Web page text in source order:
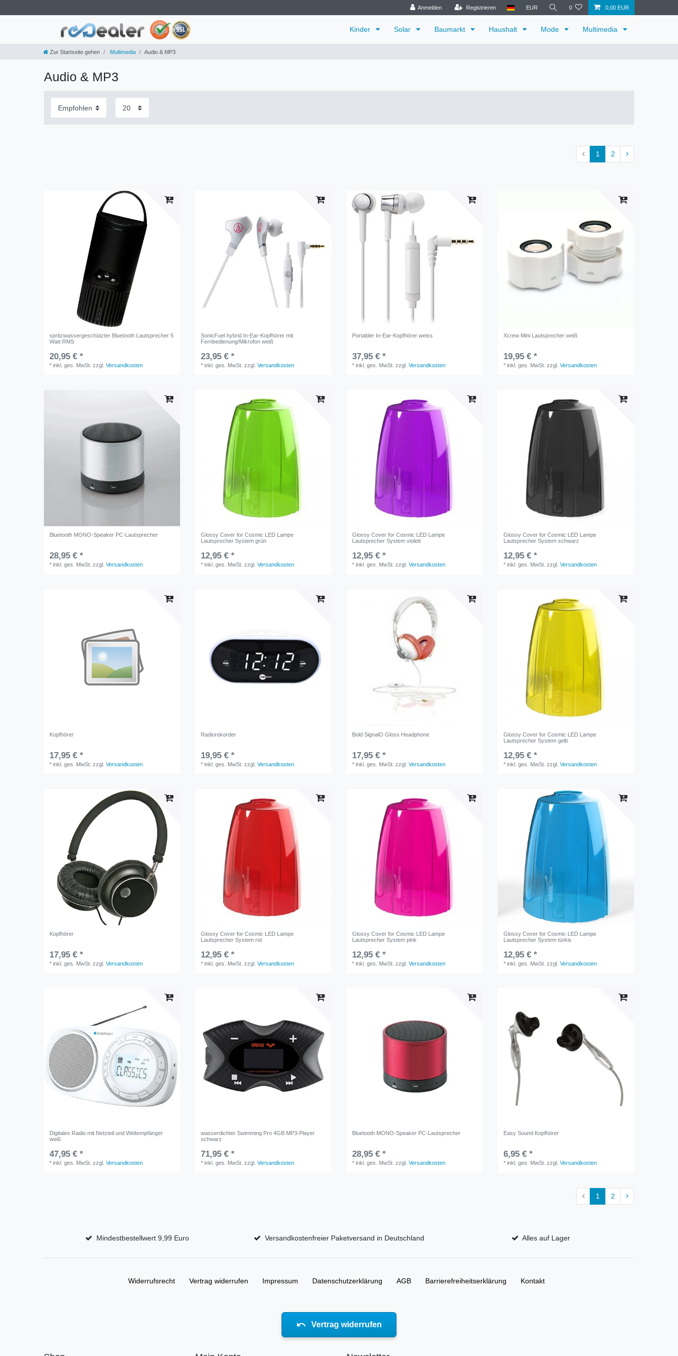
Anmelden Registrieren EUR 0 0,00 EUR
Kinder Solar Baumarkt Haushalt Mode Multimedia
Zur Startseite gehen Multimedia Audio & MP3
Audio & MP3
1 2
spritzwassergeschützter Bluetooth Lautsprecher 5
Watt RMS
20,95 € *
*inkl. ges. MwSt. zzgl.Versandkosten
SonicFuel hybrid In-Ear-Kopfhörer mit
Fernbedienung/Mikrofon weiß
23,95 € *
*inkl. ges. MwSt. zzgl.Versandkosten
Portabler In-Ear-Kopfhörer weiss
37,95 € *
*inkl. ges. MwSt. zzgl.Versandkosten
Xcrew Mini Lautsprecher weiß
19,95 € *
*inkl. ges. MwSt. zzgl.Versandkosten
Bluetooth MONO-Speaker PC-Lautsprecher
28,95 € *
*inkl. ges. MwSt. zzgl.Versandkosten
Glossy Cover for Cosmic LED Lampe
Lautsprecher System grün
12,95 € *
*inkl. ges. MwSt. zzgl.Versandkosten
Glossy Cover for Cosmic LED Lampe
Lautsprecher System violett
12,95 € *
*inkl. ges. MwSt. zzgl.Versandkosten
Glossy Cover for Cosmic LED Lampe
Lautsprecher System schwarz
12,95 € *
*inkl. ges. MwSt. zzgl.Versandkosten
Kopfhörer
17,95 € *
*inkl. ges. MwSt. zzgl.Versandkosten
Radiorekorder
19,95 € *
*inkl. ges. MwSt. zzgl.Versandkosten
Bold SignalO Gloss Headphone
17,95 € *
*inkl. ges. MwSt. zzgl.Versandkosten
Glossy Cover for Cosmic LED Lampe
Lautsprecher System gelb
12,95 € *
*inkl. ges. MwSt. zzgl.Versandkosten
Kopfhörer
17,95 € *
*inkl. ges. MwSt. zzgl.Versandkosten
Glossy Cover for Cosmic LED Lampe
Lautsprecher System rot
12,95 € *
*inkl. ges. MwSt. zzgl.Versandkosten
Glossy Cover for Cosmic LED Lampe
Lautsprecher System pink
12,95 € *
*inkl. ges. MwSt. zzgl.Versandkosten
Glossy Cover for Cosmic LED Lampe
Lautsprecher System türkis
12,95 € *
*inkl. ges. MwSt. zzgl.Versandkosten
Digitales Radio mit Netzteil und Weltempfänger
weiß
47,95 € *
*inkl. ges. MwSt. zzgl.Versandkosten
wasserdichter Swimming Pro 4GB MP3-Player
schwarz
71,95 € *
*inkl. ges. MwSt. zzgl.Versandkosten
Bluetooth MONO-Speaker PC-Lautsprecher
28,95 € *
*inkl. ges. MwSt. zzgl.Versandkosten
Easy Sound Kopfhörer
6,95 € *
*inkl. ges. MwSt. zzgl.Versandkosten
1 2
Mindestbestellwert 9,99 Euro Versandkostenfreier Paketversand in Deutschland Alles auf Lager
Widerrufs­recht Vertrag widerrufen Impressum Daten­schutz­erklärung AGB Barrierefreiheitserklärung Kontakt
Vertrag widerrufen